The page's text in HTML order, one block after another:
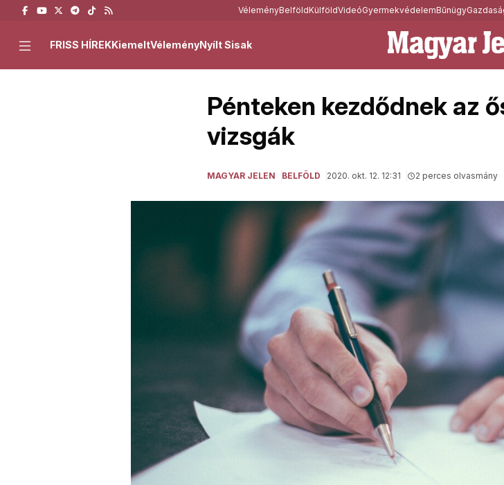
VéleményBelföldKülföldVideóGyermekvédelemBűnügy
FRISS HÍREKKiemeltVéleményNyílt Sisak
Pénteken kezdődnek az
vizsgák
MAGYAR JELEN BELFÖLD 2020. okt. 12. 12:31 2 perces olvasmány